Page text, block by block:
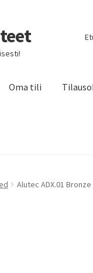
Oma tili
Alutec ADX.01